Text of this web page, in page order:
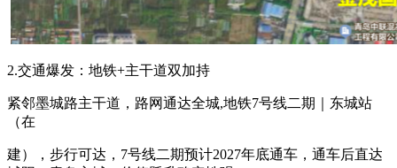
2.交通爆发：地铁+主干道双加持
紧邻墨城路主干道，路网通达全城,地铁7号线二期｜东城站
（在
建），步行可达，7号线二期预计2027年底通车，通车后直达